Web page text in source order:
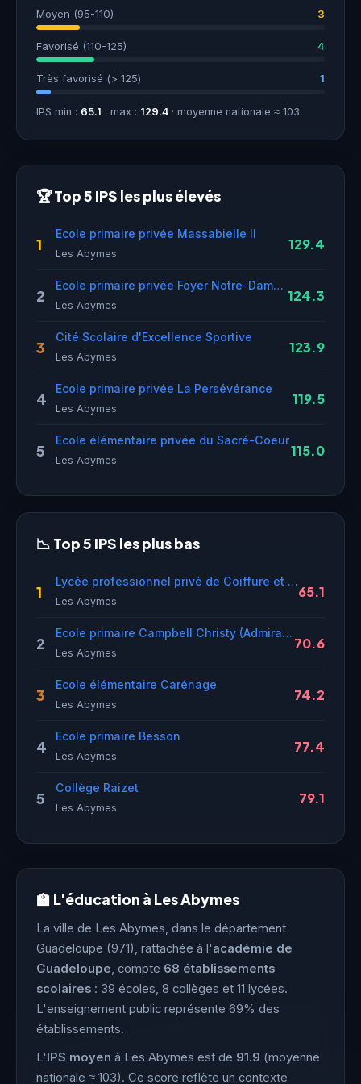
Moyen (95-110) 3
Favorisé (110-125) 4
Très favorisé (> 125) 1
IPS min : 65.1 · max : 129.4 · moyenne nationale ≈ 103
🏆 Top 5 IPS les plus élevés
1
Ecole primaire privée Massabielle II
Les Abymes
129.4
2
Ecole primaire privée Foyer Notre-Dame de Grâce
Les Abymes
124.3
3
Cité Scolaire d'Excellence Sportive
Les Abymes
123.9
4
Ecole primaire privée La Persévérance
Les Abymes
119.5
5
Ecole élémentaire privée du Sacré-Coeur
Les Abymes
115.0
📉 Top 5 IPS les plus bas
1
Lycée professionnel privé de Coiffure et d'Esthétique
Les Abymes
65.1
2
Ecole primaire Campbell Christy (Admiral T)
Les Abymes
70.6
3
Ecole élémentaire Carénage
Les Abymes
74.2
4
Ecole primaire Besson
Les Abymes
77.4
5
Collège Raizet
Les Abymes
79.1
🏫 L'éducation à Les Abymes
La ville de Les Abymes, dans le département
Guadeloupe (971), rattachée à l'académie de
Guadeloupe, compte 68 établissements
scolaires : 39 écoles, 8 collèges et 11 lycées.
L'enseignement public représente 69% des
établissements.
L'IPS moyen à Les Abymes est de 91.9 (moyenne
nationale ≈ 103). Ce score reflète un contexte